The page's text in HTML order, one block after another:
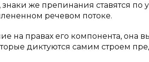
же препинания ставятся по
речевом потоке.
на правах его компонента, она
диктуются самим строем